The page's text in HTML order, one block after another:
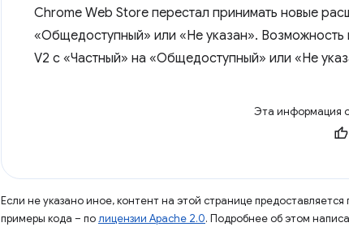
Chrome Web Store перестал принимать новые
«Общедоступный» или «Не указан».
V2 с «Частный» на «Общедоступный» или «Не
Эта информация
Если не указано иное, контент на этой странице предоставляется
примеры кода – полицензии Apache 2.0. Подробнее об этом